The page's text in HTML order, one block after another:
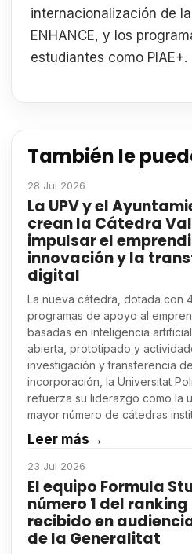
internacionalización de
ENHANCE, y los
estudiantes como PIAE+.
También le
28 Jul 2026
La UPV y el
crean la Cátedra
impulsar el
innovación y la
digital
La nueva cátedra, dotada con
programas de apoyo al
basadas en inteligencia
abierta, prototipado y
investigación y transferencia
incorporación, la Universitat
refuerza su liderazgo como la
mayor número de cátedras
Leer más→
23 Jul 2026
El equipo Formula
número 1 del
recibido en
de la Generalitat